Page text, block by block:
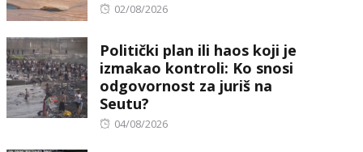
Posted
02/08/2026
Politički plan ili haos koji je
izmakao kontroli: Ko snosi
odgovornost za juriš na
Seutu?
Posted
04/08/2026